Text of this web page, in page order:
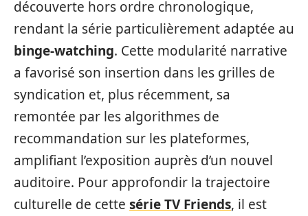
découverte hors ordre chronologique,
rendant la série particulièrement adaptée au
binge-watching. Cette modularité narrative
a favorisé son insertion dans les grilles de
syndication et, plus récemment, sa
remontée par les algorithmes de
recommandation sur les plateformes,
amplifiant l’exposition auprès d’un nouvel
auditoire. Pour approfondir la trajectoire
culturelle de cette série TV Friends, il est